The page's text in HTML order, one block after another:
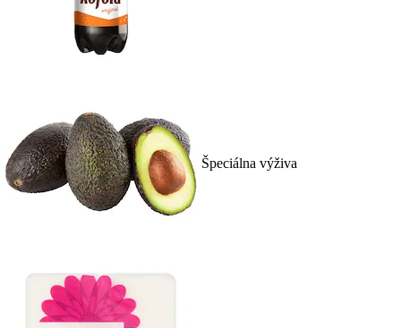
Špeciálna výživa